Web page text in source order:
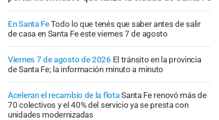
En Santa FeTodo lo que tenés que saber antes de salir
de casa en Santa Fe este viernes 7 de agosto
Viernes 7 de agosto de 2026 El tránsito en la provincia
de Santa Fe; la información minuto a minuto
Aceleran el recambio de la flotaSanta Fe renovó más de
70 colectivos y el 40% del servicio ya se presta con
unidades modernizadas